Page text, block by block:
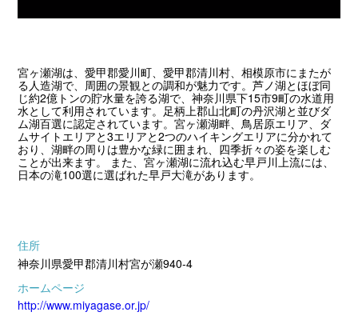
宮ヶ瀬湖は、愛甲郡愛川町、愛甲郡清川村、相模原市にまたが
る人造湖で、周囲の景観との調和が魅力です。芦ノ湖とほぼ同
じ約2億トンの貯水量を誇る湖で、神奈川県下15市9町の水道用
水として利用されています。足柄上郡山北町の丹沢湖と並びダ
ム湖百選に認定されています。宮ヶ瀬湖畔、鳥居原エリア、ダ
ムサイトエリアと3エリアと2つのハイキングエリアに分かれて
おり、湖畔の周りは豊かな緑に囲まれ、四季折々の姿を楽しむ
ことが出来ます。 また、宮ヶ瀬湖に流れ込む早戸川上流には、
日本の滝100選に選ばれた早戸大滝があります。
住所
神奈川県愛甲郡清川村宮が瀬940-4
ホームページ
http://www.miyagase.or.jp/